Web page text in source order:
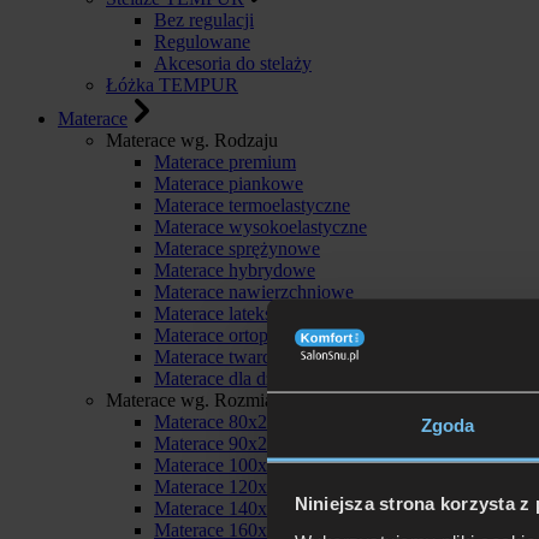
Zgoda
Niniejsza strona korzysta z
Bez regulacji
Regulowane
Akcesoria do stelaży
Łóżka TEMPUR
Materace
Materace wg. Rodzaju
Materace premium
Materace piankowe
Materace termoelastyczne
Materace wysokoelastyczne
Materace sprężynowe
Materace hybrydowe
Materace nawierzchniowe
Materace lateksowe
Materace ortopedyczne
Materace twarde
Materace dla dzieci
Materace wg. Rozmiaru
Materace 80x200
Materace 90x200
Materace 100x200
Materace 120x200
Materace 140x200
Materace 160x200